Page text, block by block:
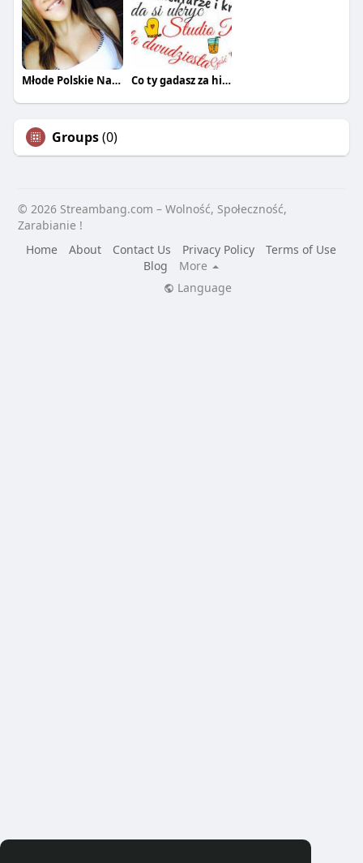
Młode Polskie Nastolatki Co ty gadasz za historiee
Groups(0)
© 2026 Streambang.com – Wolność, Społeczność,
Zarabianie !
Home
About Contact Us Privacy Policy
Terms of Use
Blog
More
Language